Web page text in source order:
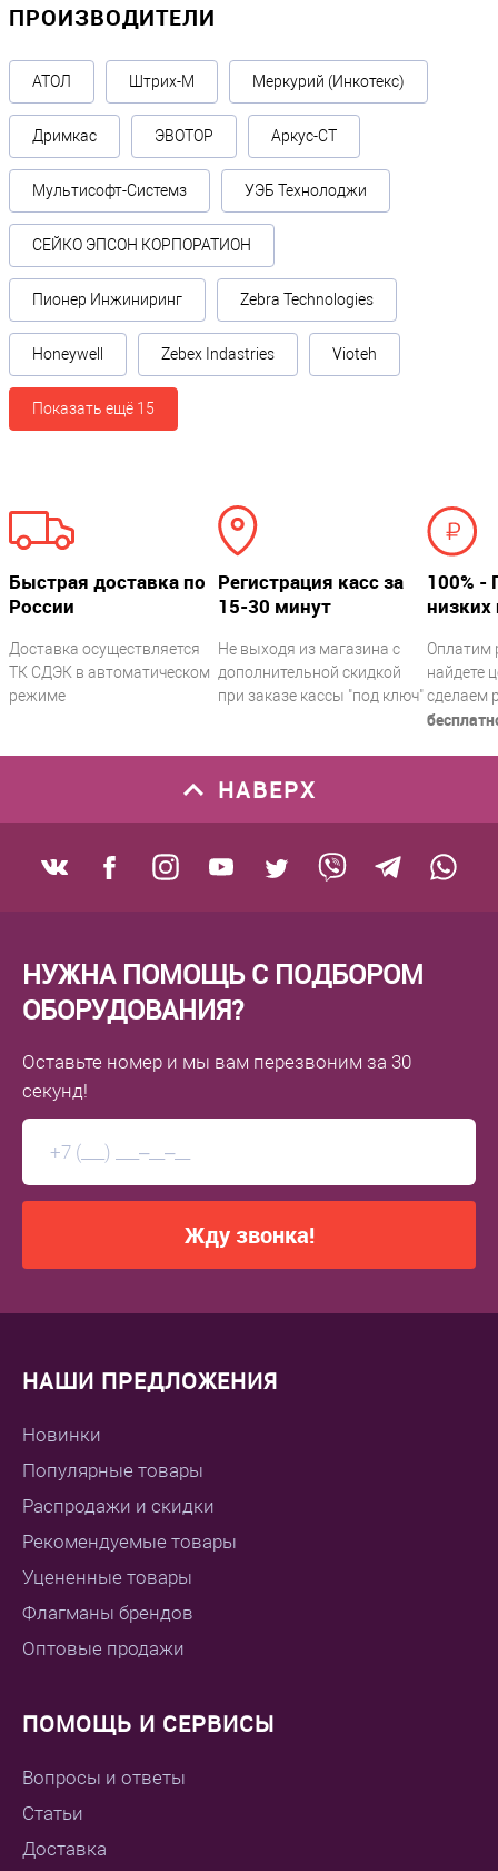
ПРОИЗВОДИТЕЛИ
АТОЛ Штрих-М Меркурий (Инкотекс)
Дримкас ЭВОТОР Аркус-СТ
Мультисофт-Системз УЭБ Технолоджи
СЕЙКО ЭПСОН КОРПОРАТИОН
Пионер Инжиниринг Zebra Technologies
Honeywell Zebex Indastries Vioteh
Показать ещё 15
Быстрая доставка по
России
Доставка осуществляется
ТК СДЭК в автоматическом
режиме
Регистрация касс за
15-30 минут
Не выходя из магазина с
дополнительной скидкой
при заказе кассы "под ключ"
100% -
низких
Оплатим
найдете
сделаем
НАВЕРХ
НУЖНА ПОМОЩЬ С ПОДБОРОМ
ОБОРУДОВАНИЯ?
Оставьте номер и мы вам перезвоним за 30
секунд!
Жду звонка!
НАШИ ПРЕДЛОЖЕНИЯ
Новинки
Популярные товары
Распродажи и скидки
Рекомендуемые товары
Уцененные товары
Флагманы брендов
Оптовые продажи
ПОМОЩЬ И СЕРВИСЫ
Вопросы и ответы
Статьи
Доставка